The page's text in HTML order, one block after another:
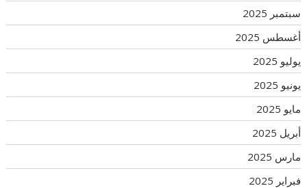
سبتمبر 2025
أغسطس 2025
يوليو 2025
يونيو 2025
مايو 2025
أبريل 2025
مارس 2025
فبراير 2025